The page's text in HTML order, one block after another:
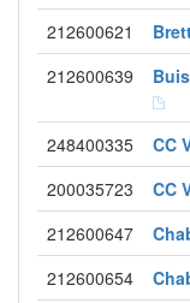
212600621
212600639
248400335 CC
200035723 CC
212600647
212600654